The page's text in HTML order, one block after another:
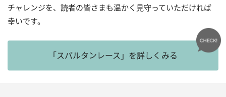
チャレンジを、読者の皆さまも温かく見守っていただければ
幸いです。
「スパルタンレース」を詳しくみる